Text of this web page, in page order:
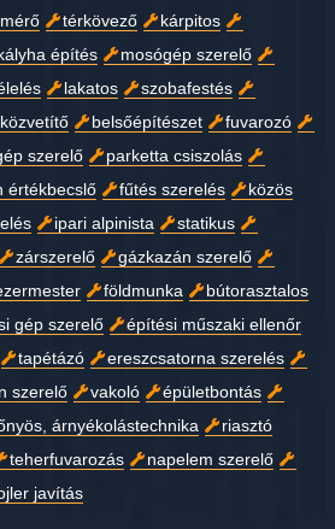
térkövező
kárpitos
építés
mosógép szerelő
lakatos
szobafestés
belsőépítészet
fuvarozó
szerelő
parketta csiszolás
értékbecslő fűtés szerelés
közös
ipari alpinista
statikus
zárszerelő
gázkazán szerelő
földmunka
bútorasztalos
gép szerelő
építési műszaki ellenőr
tapétázó
ereszcsatorna szerelés
szerelő vakoló
épületbontás
árnyékolástechnika
riasztó
teherfuvarozás
napelem szerelő
javítás